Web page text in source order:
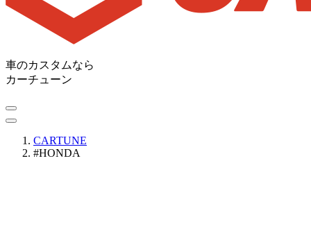
車のカスタムなら
カーチューン
CARTUNE
#HONDA